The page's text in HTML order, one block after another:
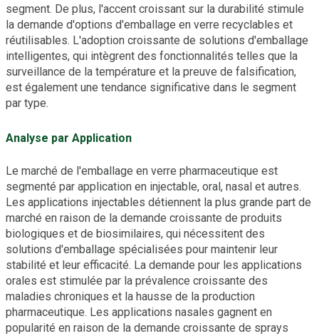
segment. De plus, l'accent croissant sur la durabilité stimule
la demande d'options d'emballage en verre recyclables et
réutilisables. L'adoption croissante de solutions d'emballage
intelligentes, qui intègrent des fonctionnalités telles que la
surveillance de la température et la preuve de falsification,
est également une tendance significative dans le segment
par type.
Analyse par Application
Le marché de l'emballage en verre pharmaceutique est
segmenté par application en injectable, oral, nasal et autres.
Les applications injectables détiennent la plus grande part de
marché en raison de la demande croissante de produits
biologiques et de biosimilaires, qui nécessitent des
solutions d'emballage spécialisées pour maintenir leur
stabilité et leur efficacité. La demande pour les applications
orales est stimulée par la prévalence croissante des
maladies chroniques et la hausse de la production
pharmaceutique. Les applications nasales gagnent en
popularité en raison de la demande croissante de sprays